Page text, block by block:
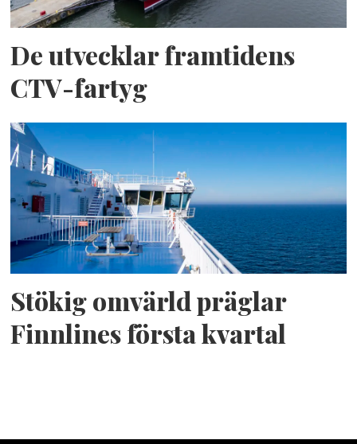
De utvecklar framtidens
CTV-fartyg
Stökig omvärld präglar
Finnlines första kvartal